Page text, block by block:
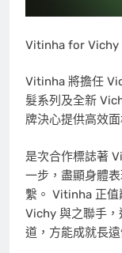
Vitinha for Vichy
Vitinha 將擔任
髮系列及全新
牌決心提供高效
是次合作標誌著
一步，盡顯身體
繫。 Vitinha 正值
Vichy 與之聯手
道，方能成就長